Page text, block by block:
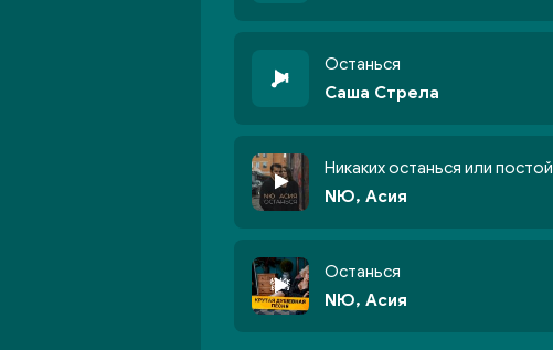
Останься
Саша Стрела
Никаких останься или постой
NЮ, Асия
Останься
NЮ, Асия